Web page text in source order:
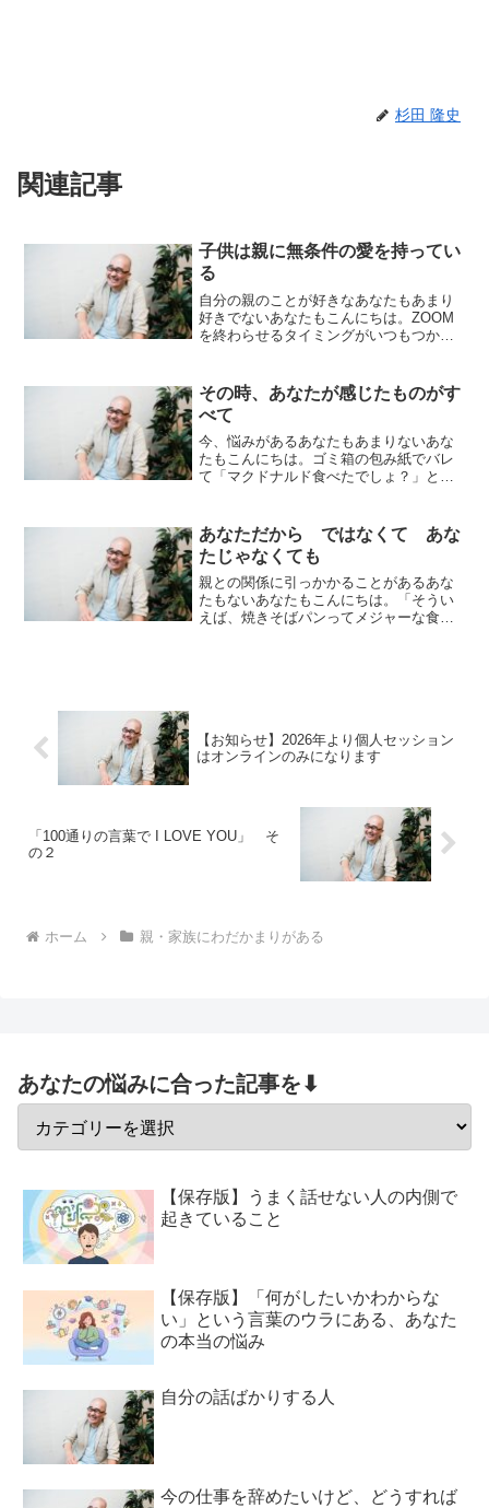
杉田 隆史
関連記事
子供は親に無条件の愛を持ってい
る
自分の親のことが好きなあなたもあまり
好きでないあなたもこんにちは。ZOOM
を終わらせるタイミングがいつもつかめ
「アッ！！！」となることが多杉田で
す。1週間お疲れさまでした...
その時、あなたが感じたものがす
べて
今、悩みがあるあなたもあまりないあな
たもこんにちは。ゴミ箱の包み紙でバレ
て「マクドナルド食べたでしょ？」と言
ン（心理セラピー）をしていると、本当
にいろいろな相談を受け...
あなただから ではなくて あな
たじゃなくても
親との関係に引っかかることがあるあな
たもないあなたもこんにちは。「そうい
えば、焼きそばパンってメジャーな食べ
【お知らせ】2026年より個人セッション
はオンラインのみになります
「100通りの言葉で I LOVE YOU」 そ
の２
ホーム 親・家族にわだかまりがある
あなたの悩みに合った記事を⬇
【保存版】うまく話せない人の内側で
起きていること
【保存版】「何がしたいかわからな
い」という言葉のウラにある、あなた
の本当の悩み
自分の話ばかりする人
今の仕事を辞めたいけど、どうすれば